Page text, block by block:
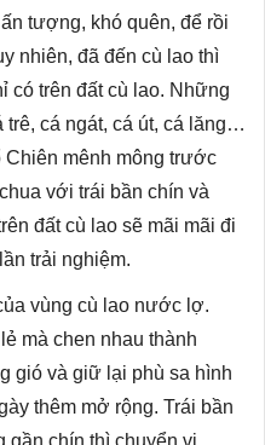
tượng, khó quên, để rồi
nhiên, đã đến cù lao thì
có trên đất cù lao. Những
trê, cá ngát, cá út, cá lăng…
mênh mông trước
với trái bần chín và
đất cù lao sẽ mãi mãi đi
trải nghiệm.
vùng cù lao nước lợ.
mà chen nhau thành
gió và giữ lại phù sa hình
thêm mở rộng. Trái bần
gần chín thì chuyển vị